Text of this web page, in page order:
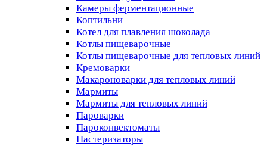
Камеры ферментационные
Коптильни
Котел для плавления шоколада
Котлы пищеварочные
Котлы пищеварочные для тепловых линий
Кремоварки
Макароноварки для тепловых линий
Мармиты
Мармиты для тепловых линий
Пароварки
Пароконвектоматы
Пастеризаторы